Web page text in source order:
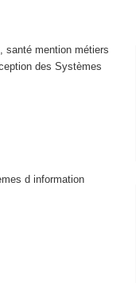
santé mention métiers
des Systèmes
d information